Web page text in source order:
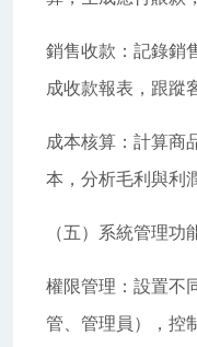
銷售收款：記錄銷
成收款報表，跟蹤
成本核算：計算商
本，分析毛利與利
（五）系統管理功
權限管理：設置不
管、管理員），控